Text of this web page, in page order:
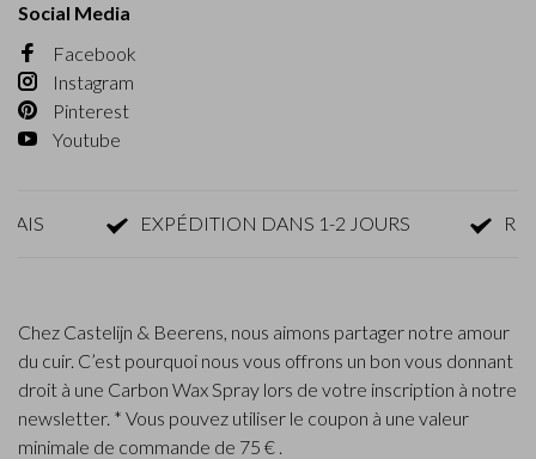
Social Media
Facebook
Instagram
Pinterest
Youtube
EXPÉDITION DANS 1-2 JOURS
Chez Castelijn & Beerens, nous aimons partager notre amour
du cuir. C’est pourquoi nous vous offrons un bon vous donnant
droit à une Carbon Wax Spray lors de votre inscription à notre
newsletter. * Vous pouvez utiliser le coupon à une valeur
minimale de commande de 75 € .